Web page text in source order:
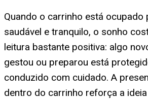
Quando o carrinho está ocupado
saudável e tranquilo, o sonho
leitura bastante positiva: algo
gestou ou preparou está
conduzido com cuidado. A
dentro do carrinho reforça a